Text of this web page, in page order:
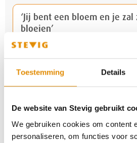
Toestemming Details
De website van Stevig gebruikt
We gebruiken cookies om content
personaliseren, om functies voor
‘Jij bent een bloem en je
bloeien’
''Wat uit gezamenlijke
"Van nature leveren we
met als doel levens